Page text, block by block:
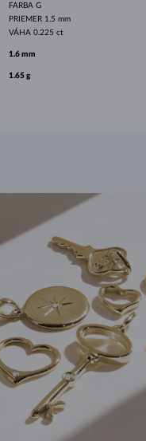
FARBA G
PRIEMER 1.5 mm
VÁHA 0.225 ct
1.6 mm
1.65 g